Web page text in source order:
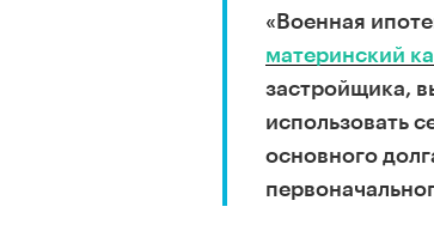
«Военная
материнский
застройщика,
использовать
основного